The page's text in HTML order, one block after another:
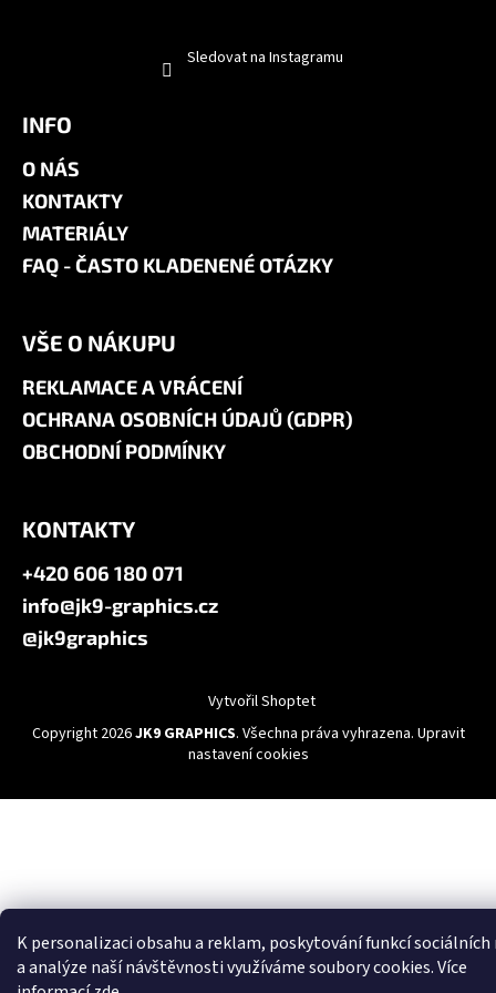
K personalizaci obsahu a reklam, poskytování funkcí sociálních
a analýze naší návštěvnosti využíváme soubory cookies. Více
Sledovat na Instagramu
INFO
O NÁS
KONTAKTY
MATERIÁLY
FAQ - ČASTO KLADENENÉ OTÁZKY
VŠE O NÁKUPU
REKLAMACE A VRÁCENÍ
OCHRANA OSOBNÍCH ÚDAJŮ (GDPR)
OBCHODNÍ PODMÍNKY
KONTAKTY
+420 606 180 071
info@jk9-graphics.cz
@jk9graphics
Vytvořil Shoptet
Copyright 2026JK9 GRAPHICS. Všechna práva vyhrazena. Upravit
nastavení cookies